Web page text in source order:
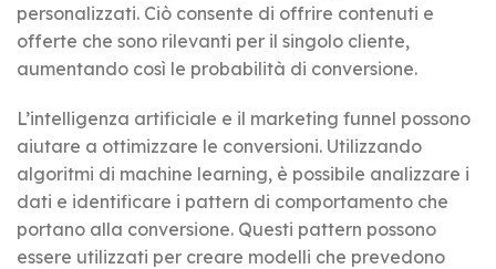
personalizzati. Ciò consente di offrire contenuti e
offerte che sono rilevanti per il singolo cliente,
aumentando così le probabilità di conversione.
L’intelligenza artificiale e il marketing funnel possono
aiutare a ottimizzare le conversioni. Utilizzando
algoritmi di machine learning, è possibile analizzare i
dati e identificare i pattern di comportamento che
portano alla conversione. Questi pattern possono
essere utilizzati per creare modelli che prevedono